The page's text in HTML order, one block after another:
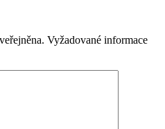
Vyžadované informace